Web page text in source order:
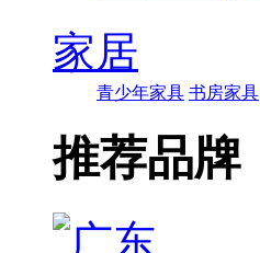
家居
青少年家具 书房家具
推荐品牌